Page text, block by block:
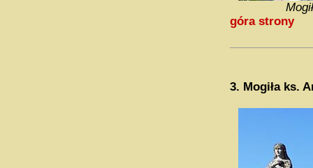
góra strony
3. Mogiła ks.